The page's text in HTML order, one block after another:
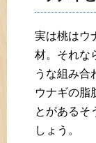
実は桃はウ
材。それな
うな組み合
ウナギの脂
とがあるそ
しょう。